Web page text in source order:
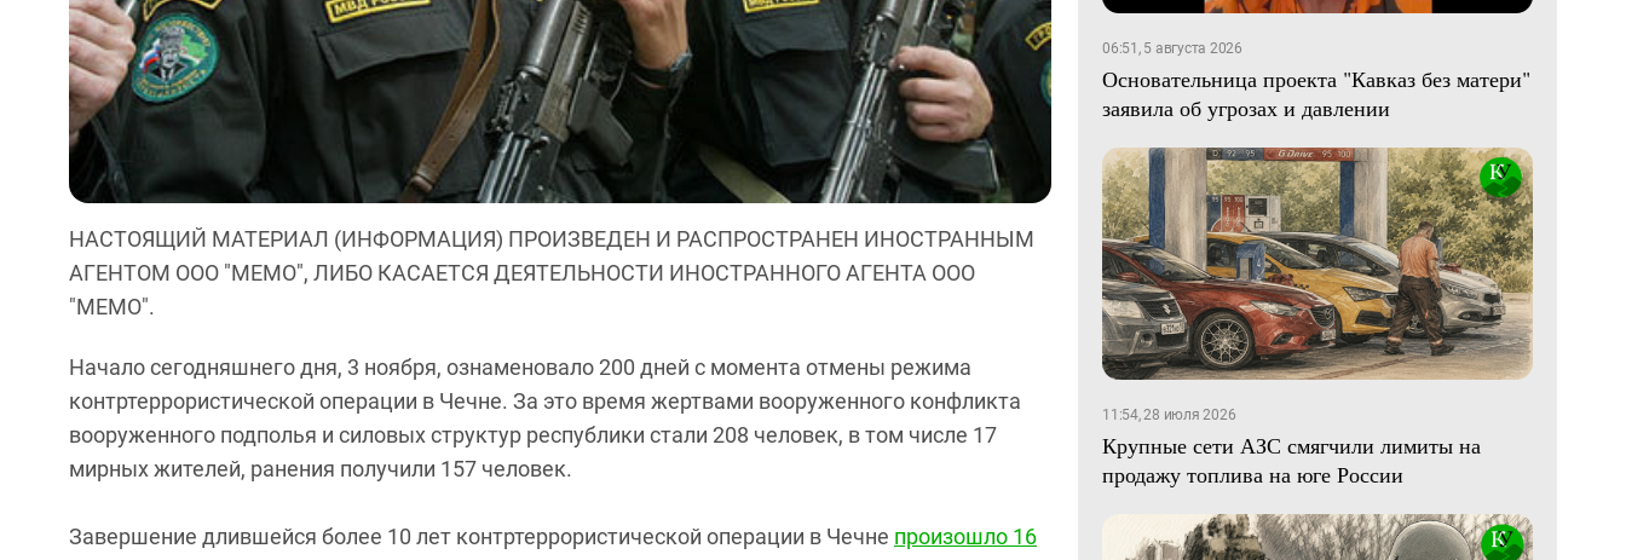
НАСТОЯЩИЙ МАТЕРИАЛ (ИНФОРМАЦИЯ) ПРОИЗВЕДЕН И РАСПРОСТРАНЕН ИНОСТРАННЫМ
АГЕНТОМ ООО "МЕМО", ЛИБО КАСАЕТСЯ ДЕЯТЕЛЬНОСТИ ИНОСТРАННОГО АГЕНТА ООО
"МЕМО".
Начало сегодняшнего дня, 3 ноября, ознаменовало 200 дней с момента отмены режима
контртеррористической операции в Чечне. За это время жертвами вооруженного конфликта
вооруженного подполья и силовых структур республики стали 208 человек, в том числе 17
мирных жителей, ранения получили 157 человек.
Завершение длившейся более 10 лет контртеррористической операции в Чечне произошло 16
06:51, 5 августа 2026
Основательница проекта "Кавказ без матери"
заявила об угрозах и давлении
11:54, 28 июля 2026
Крупные сети АЗС смягчили лимиты на
продажу топлива на юге России